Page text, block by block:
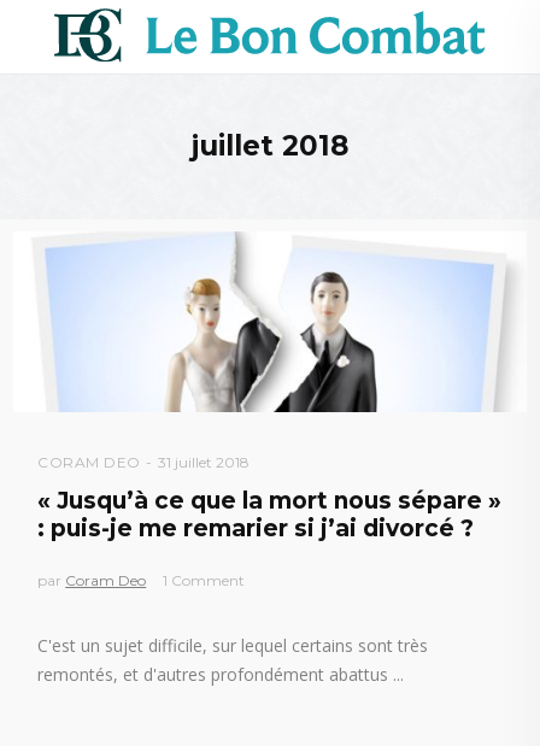
juillet 2018
CORAM DEO 31 juillet 2018
« Jusqu’à ce que la mort nous sépare »
: puis-je me remarier si j’ai divorcé ?
par Coram Deo 1 Comment
C'est un sujet difficile, sur lequel certains sont très
remontés, et d'autres profondément abattus